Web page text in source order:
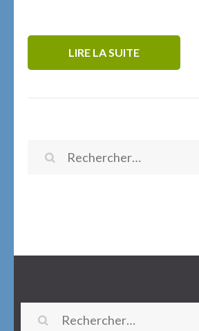
LIRE LA SUITE
Rechercher :
Rechercher :